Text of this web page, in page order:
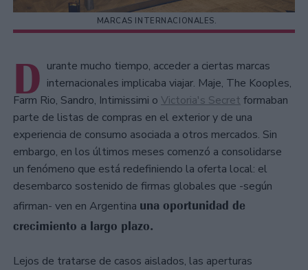
MARCAS INTERNACIONALES.
D urante mucho tiempo, acceder a ciertas marcas
internacionales implicaba viajar. Maje, The Kooples,
Farm Rio, Sandro, Intimissimi o Victoria's Secret formaban
parte de listas de compras en el exterior y de una
experiencia de consumo asociada a otros mercados. Sin
embargo, en los últimos meses comenzó a consolidarse
un fenómeno que está redefiniendo la oferta local: el
desembarco sostenido de firmas globales que -según
afirman- ven en Argentina una oportunidad de
crecimiento a largo plazo.
Lejos de tratarse de casos aislados, las aperturas